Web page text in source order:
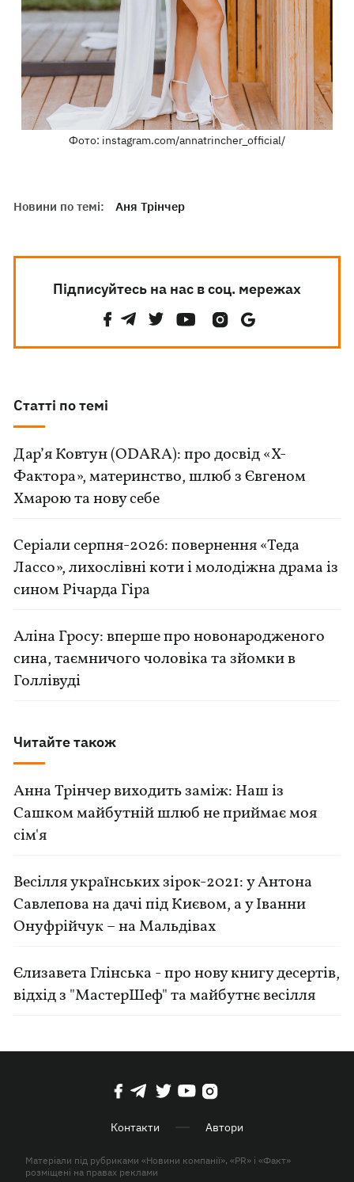
Фото: instagram.com/annatrincher_official/
Новини по темі: Аня Трінчер
Підписуйтесь на нас в соц. мережах
Статті по темі
Дар’я Ковтун (ODARA): про досвід «Х-
Фактора», материнство, шлюб з Євгеном
Хмарою та нову себе
Серіали серпня-2026: повернення «Теда
Лассо», лихослівні коти і молодіжна драма із
сином Річарда Гіра
Аліна Гросу: вперше про новонародженого
сина, таємничого чоловіка та зйомки в
Голлівуді
Читайте також
Анна Трінчер виходить заміж: Наш із
Сашком майбутній шлюб не приймає моя
сім'я
Весілля українських зірок-2021: у Антона
Савлепова на дачі під Києвом, а у Іванни
Онуфрійчук – на Мальдівах
Єлизавета Глінська - про нову книгу десертів,
відхід з "МастерШеф" та майбутнє весілля
Контакти Автори
Матеріали під рубриками «Новини компанії», «PR» і «Факт»
розміщені на правах реклами